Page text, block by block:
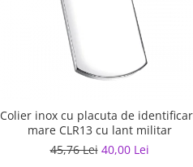
Colier inox cu placuta de
mare CLR13 cu lant militar
45,76 Lei 40,00 Lei